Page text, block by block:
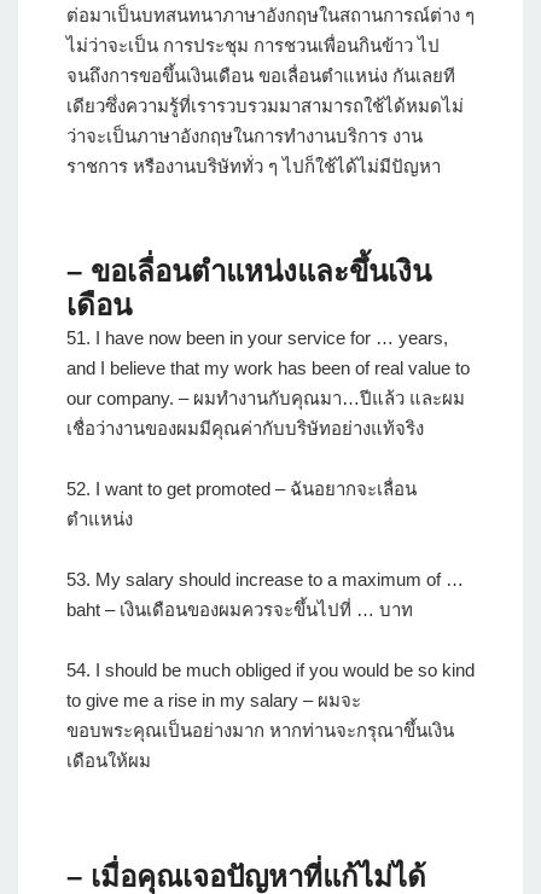
ต่อมาเป็นบทสนทนาภาษาอังกฤษในสถานการณ์ต่าง ๆ
ไม่ว่าจะเป็น การประชุม การชวนเพื่อนกินข้าว ไป
จนถึงการขอขึ้นเงินเดือน ขอเลื่อนตำแหน่ง กันเลยที
เดียวซึ่งความรู้ที่เรารวบรวมมาสามารถใช้ได้หมดไม่
ว่าจะเป็นภาษาอังกฤษในการทํางานบริการ งาน
ราชการ หรืองานบริษัททั่ว ๆ ไปก็ใช้ได้ไม่มีปัญหา
– ขอเลื่อนตำแหน่งและขึ้นเงิน
เดือน
51. I have now been in your service for … years,
and I believe that my work has been of real value to
our company. – ผมทำงานกับคุณมา…ปีแล้ว และผม
เชื่อว่างานของผมมีคุณค่ากับบริษัทอย่างแท้จริง
52. I want to get promoted – ฉันอยากจะเลื่อน
ตำแหน่ง
53. My salary should increase to a maximum of …
baht – เงินเดือนของผมควรจะขึ้นไปที่ … บาท
54. I should be much obliged if you would be so kind
to give me a rise in my salary – ผมจะ
ขอบพระคุณเป็นอย่างมาก หากท่านจะกรุณาขึ้นเงิน
เดือนให้ผม
– เมื่อคุณเจอปัญหาที่แก้ไม่ได้